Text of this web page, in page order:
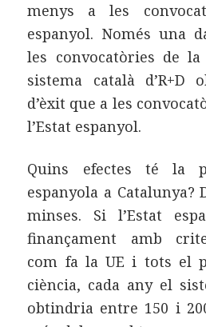
menys a les
espanyol. Només una
les convocatòries de
sistema català d’R+D
d’èxit que a les
l’Estat espanyol.
Quins efectes té la
espanyola a Catalunya?
minses. Si l’Estat
finançament amb
com fa la UE i tots el
ciència, cada any el
obtindria entre 150 i